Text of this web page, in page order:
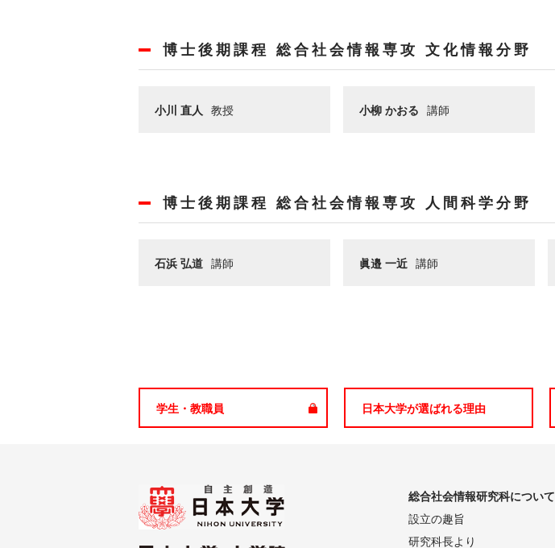
博士後期課程 総合社会情報専攻 文化情報分野
小川 直人 教授 小柳 かおる 講師
博士後期課程 総合社会情報専攻 人間科学分野
石浜 弘道 講師 眞邉 一近 講師
学生・教職員 日本大学が選ばれる理由
総合社会情報研究科について
設立の趣旨
研究科長より